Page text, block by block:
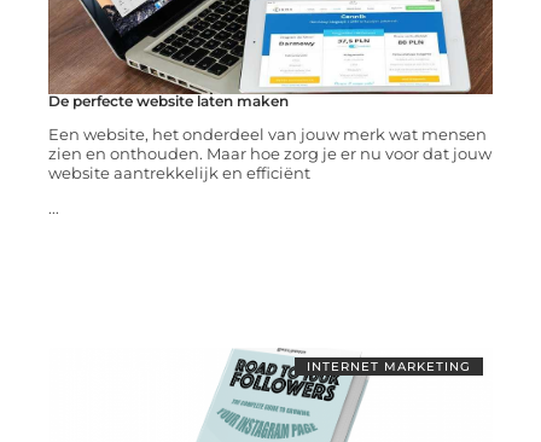
De perfecte website laten maken
Een website, het onderdeel van jouw merk wat mensen
zien en onthouden. Maar hoe zorg je er nu voor dat jouw
website aantrekkelijk en efficiënt
...
INTERNET MARKETING